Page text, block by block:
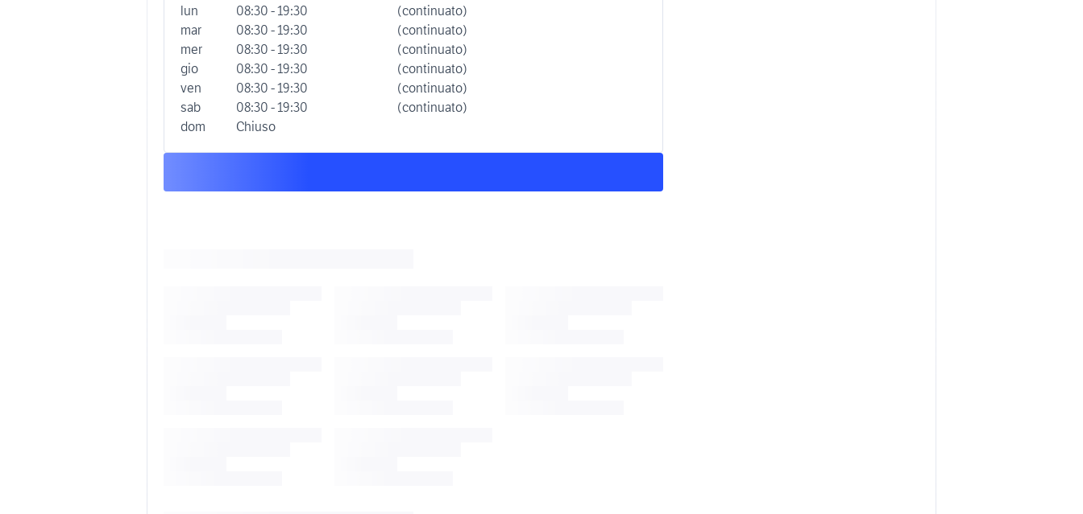
lun
08:30 - 19:30
(continuato)
mar
08:30 - 19:30
(continuato)
mer
08:30 - 19:30
(continuato)
gio
08:30 - 19:30
(continuato)
ven
08:30 - 19:30
(continuato)
sab
08:30 - 19:30
(continuato)
dom
Chiuso